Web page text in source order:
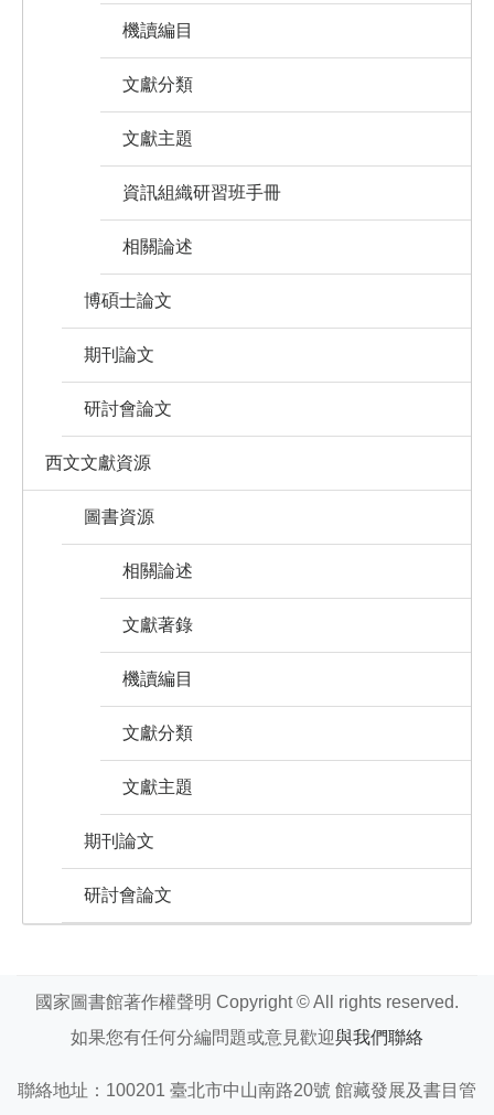
機讀編目
文獻分類
文獻主題
資訊組織研習班手冊
相關論述
博碩士論文
期刊論文
研討會論文
西文文獻資源
圖書資源
相關論述
文獻著錄
機讀編目
文獻分類
文獻主題
期刊論文
研討會論文
國家圖書館著作權聲明 Copyright © All rights reserved.
如果您有任何分編問題或意見歡迎與我們聯絡
聯絡地址：100201 臺北市中山南路20號 館藏發展及書目管